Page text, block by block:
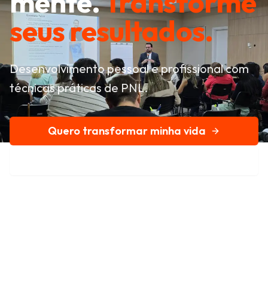
seus resultados.
Desenvolvimento pessoal e profissional com
técnicas práticas de PNL.
Quero transformar minha vida